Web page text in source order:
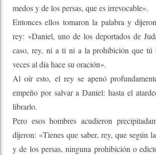
medos y de los persas, que es irrevocable».
Entonces ellos tomaron la palabra y
rey: «Daniel, uno de los deportados de
caso, rey, ni a ti ni a la prohibición que tú
veces al día hace su oración».
Al oír esto, el rey se apenó
empeño por salvar a Daniel: hasta el
librarlo.
Pero esos hombres acudieron
dijeron: «Tienes que saber, rey, que según
y de los persas, ninguna prohibición o